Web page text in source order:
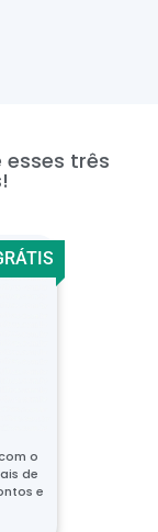
esses três
o
de
e